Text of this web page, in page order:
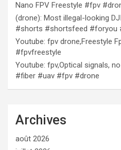
Nano FPV Freestyle #fpv
(drone): Most illegal-looking
#shorts #shortsfeed #foryou
Youtube: fpv drone,Freestyle
#fpvfreestyle
Youtube: fpv,Optical signals,
#fiber #uav #fpv #drone
Archives
août 2026